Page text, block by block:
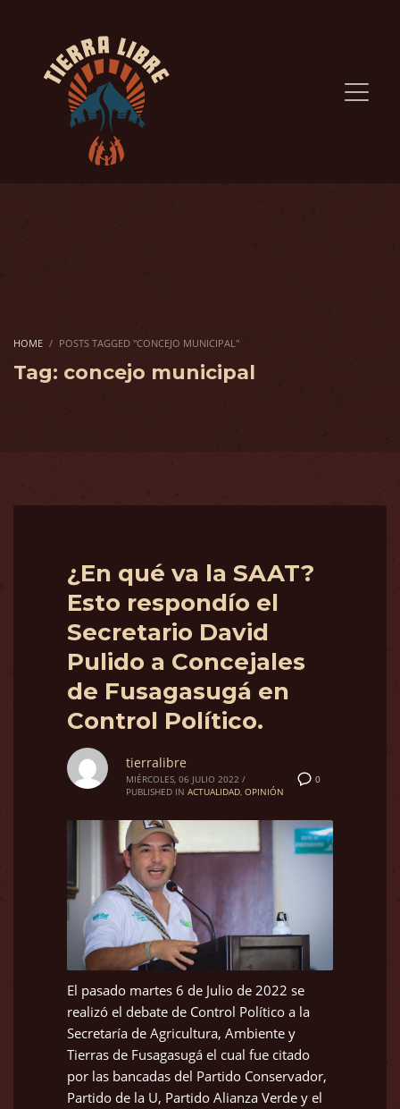
HOME POSTS TAGGED "CONCEJO MUNICIPAL"
Tag: concejo municipal
¿En qué va la SAAT?
Esto respondío el
Secretario David
Pulido a Concejales
de Fusagasugá en
Control Político.
0
tierralibre
MIÉRCOLES, 06 JULIO 2022 /
PUBLISHED IN ACTUALIDAD, OPINIÓN
El pasado martes 6 de Julio de 2022 se
realizó el debate de Control Político a la
Secretaría de Agricultura, Ambiente y
Tierras de Fusagasugá el cual fue citado
por las bancadas del Partido Conservador,
Partido de la U, Partido Alianza Verde y el